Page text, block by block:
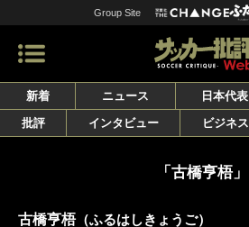
Group Site
新着 ニュース 日本代表
批評
インタビュー ビジネス
「古橋亨梧」
古橋亨梧（ふるはしきょうご）